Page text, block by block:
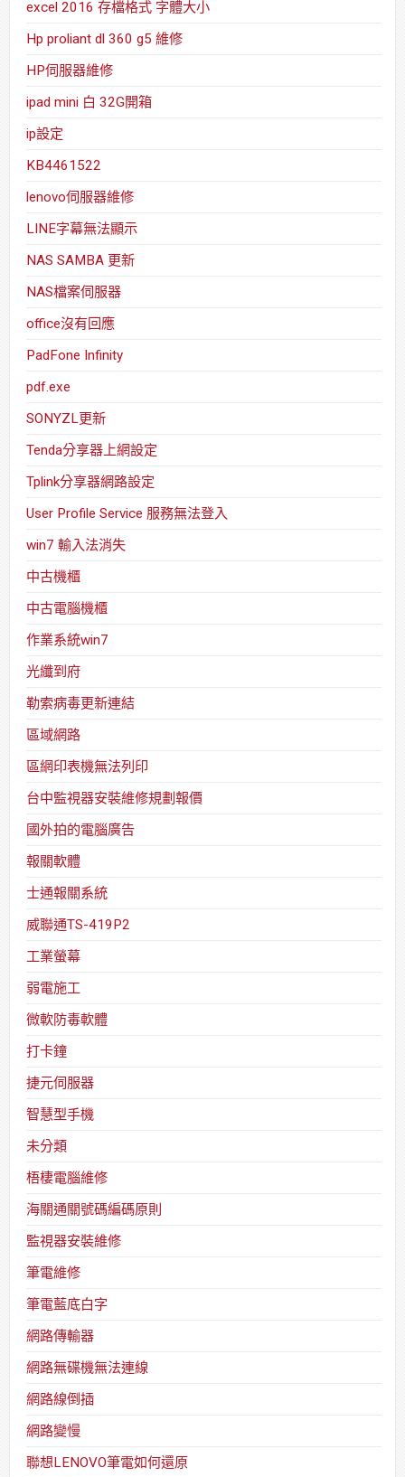
excel 2016 存檔格式 字體大小
Hp proliant dl 360 g5 維修
HP伺服器維修
ipad mini 白 32G開箱
ip設定
KB4461522
lenovo伺服器維修
LINE字幕無法顯示
NAS SAMBA 更新
NAS檔案伺服器
office沒有回應
PadFone Infinity
pdf.exe
SONYZL更新
Tenda分享器上網設定
Tplink分享器網路設定
User Profile Service 服務無法登入
win7 輸入法消失
中古機櫃
中古電腦機櫃
作業系統win7
光纖到府
勒索病毒更新連結
區域網路
區網印表機無法列印
台中監視器安裝維修規劃報價
國外拍的電腦廣告
報關軟體
士通報關系統
威聯通TS-419P2
工業螢幕
弱電施工
微軟防毒軟體
打卡鐘
捷元伺服器
智慧型手機
未分類
梧棲電腦維修
海關通關號碼編碼原則
監視器安裝維修
筆電維修
筆電藍底白字
網路傳輸器
網路無碟機無法連線
網路線倒插
網路變慢
聯想LENOVO筆電如何還原